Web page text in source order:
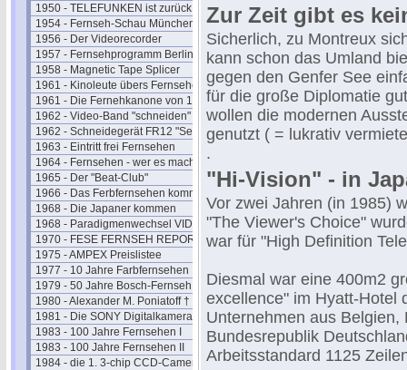
1950 - TELEFUNKEN ist zurück
1954 - Fernseh-Schau München
1956 - Der Videorecorder
1957 - Fernsehprogramm Berlin
1958 - Magnetic Tape Splicer
1961 - Kinoleute übers Fernsehen
1961 - Die Fernehkanone von 1936
1962 - Video-Band "schneiden"
1962 - Schneidegerät FR12 "Senior"
1963 - Eintritt frei Fernsehen
1964 - Fernsehen - wer es macht
1965 - Der "Beat-Club"
1966 - Das Ferbfernsehen kommt
1968 - Die Japaner kommen
1968 - Paradigmenwechsel VIDEO
1970 - FESE FERNSEH REPORT
1975 - AMPEX Preislistee
1977 - 10 Jahre Farbfernsehen
1979 - 50 Jahre Bosch-Fernseh
1980 - Alexander M. Poniatoff †
1981 - Die SONY Digitalkamera
1983 - 100 Jahre Fernsehen I
1983 - 100 Jahre Fernsehen II
1984 - die 1. 3-chip CCD-Camera
Zur Zeit gibt es
Sicherlich, zu Montreux
kann schon das Umland
gegen den Genfer See
für die große Diplomatie
wollen die modernen
genutzt ( = lukrativ
.
"Hi-Vision" - in
Vor zwei Jahren (in 1985)
"The Viewer's Choice"
war für "High Definition
Diesmal war eine 400m2
excellence" im Hyatt-Hotel
Unternehmen aus
Bundesrepublik
Arbeitsstandard 1125